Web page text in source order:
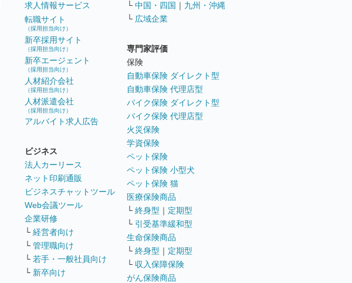
求人情報サービス
転職サイト
（採用担当向け）
新卒採用サイト
（採用担当向け）
新卒エージェント
（採用担当向け）
人材紹介会社
（採用担当向け）
人材派遣会社
（採用担当向け）
アルバイト求人広告
ビジネス
法人カーリース
ネット印刷通販
ビジネスチャットツール
Web会議ツール
企業研修
└ 経営者向け
└ 管理職向け
└ 若手・一般社員向け
└ 新卒向け
└ 中国・四国 ｜ 九州・沖縄
└ 広域企業
専門家評価
保険
自動車保険 ダイレクト型
自動車保険 代理店型
バイク保険 ダイレクト型
バイク保険 代理店型
火災保険
学資保険
ペット保険
ペット保険 小型犬
ペット保険 猫
医療保険商品
└ 終身型 ｜ 定期型
└ 引受基準緩和型
生命保険商品
└ 終身型 ｜ 定期型
└ 収入保障保険
がん保険商品